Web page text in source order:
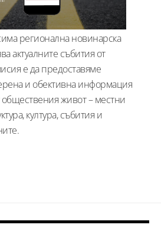
регионална новинарска
актуалните събития от
е да предоставяме
и обективна информация
живот – местни
култура, събития и